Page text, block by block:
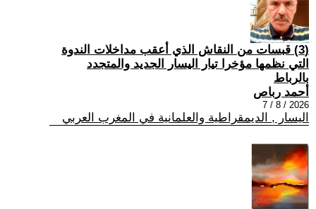
(3) قبسات من النقاش الذي أعقب مداخلات الندوة
التي نظمها مؤخرا تيار اليسار الجديد والمتجدد
بالرباط
أحمد رباص
2026 / 8 / 7
اليسار , الديمقراطية والعلمانية في المغرب العربي